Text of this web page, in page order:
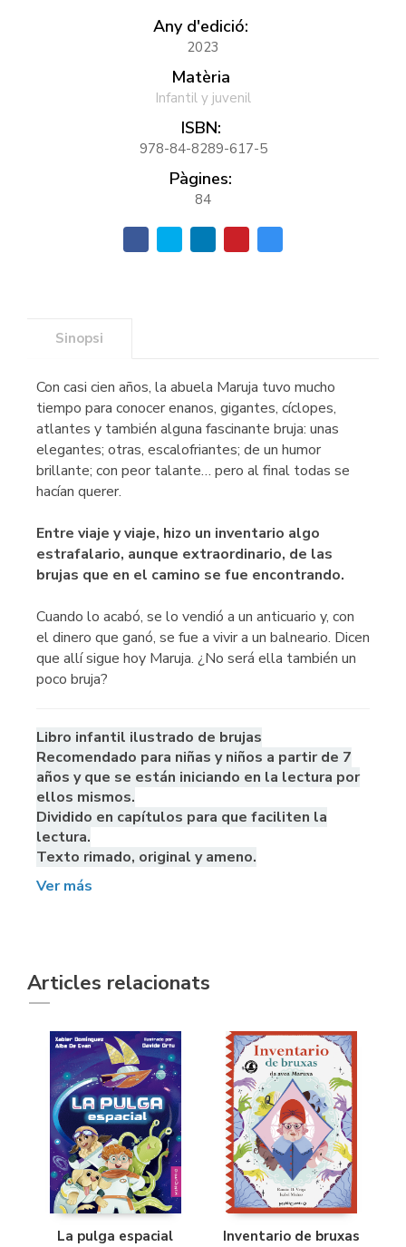
Any d'edició:
2023
Matèria
Infantil y juvenil
ISBN:
978-84-8289-617-5
Pàgines:
84
Sinopsi
Con casi cien años, la abuela Maruja tuvo mucho
tiempo para conocer enanos, gigantes, cíclopes,
atlantes y también alguna fascinante bruja: unas
elegantes; otras, escalofriantes; de un humor
brillante; con peor talante… pero al final todas se
hacían querer.
Entre viaje y viaje, hizo un inventario algo
estrafalario, aunque extraordinario, de las
brujas que en el camino se fue encontrando.
Cuando lo acabó, se lo vendió a un anticuario y, con
el dinero que ganó, se fue a vivir a un balneario. Dicen
que allí sigue hoy Maruja. ¿No será ella también un
poco bruja?
Libro infantil ilustrado de brujas
Recomendado para niñas y niños a partir de 7
años y que se están iniciando en la lectura por
ellos mismos.
Dividido en capítulos para que faciliten la
lectura.
Texto rimado, original y ameno.
Ver más
Articles relacionats
La pulga espacial
Inventario de bruxas